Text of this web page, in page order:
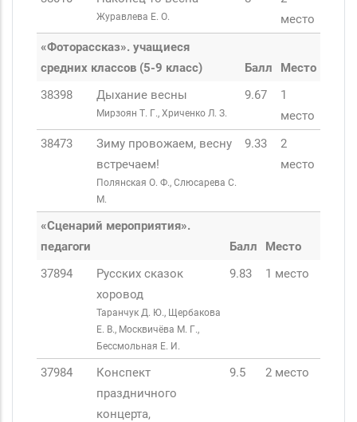
Журавлева Е. О.
место
«Фоторассказ». учащиеся
средних классов (5-9 класс)
Балл
Место
38398
Дыхание весны
Мирзоян Т. Г., Хриченко Л. З.
9.67
1
место
38473
Зиму провожаем, весну
встречаем!
Полянская О. Ф., Слюсарева С.
М.
9.33
2
место
«Сценарий мероприятия».
педагоги
Балл
Место
37894
Русских сказок
хоровод
Таранчук Д. Ю., Щербакова
Е. В., Москвичёва М. Г.,
Бессмольная Е. И.
9.83 1 место
37984
Конспект
праздничного
концерта,
9.5 2 место